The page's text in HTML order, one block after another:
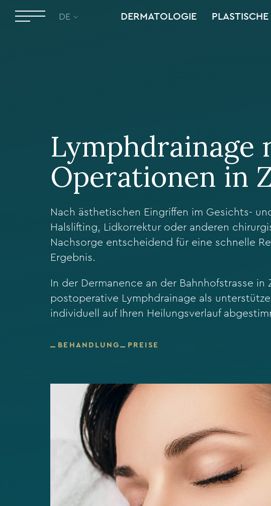
DE DERMATOLOGIE
Lymphdrainage
Operationen in
Nach ästhetischen Eingriffen im Gesichts-
Halslifting, Lidkorrektur oder anderen
Nachsorge entscheidend für eine schnelle
Ergebnis.
In der Dermanence an der Bahnhofstrasse
postoperative Lymphdrainage als
individuell auf Ihren Heilungsverlauf
BEHANDLUNG PREISE